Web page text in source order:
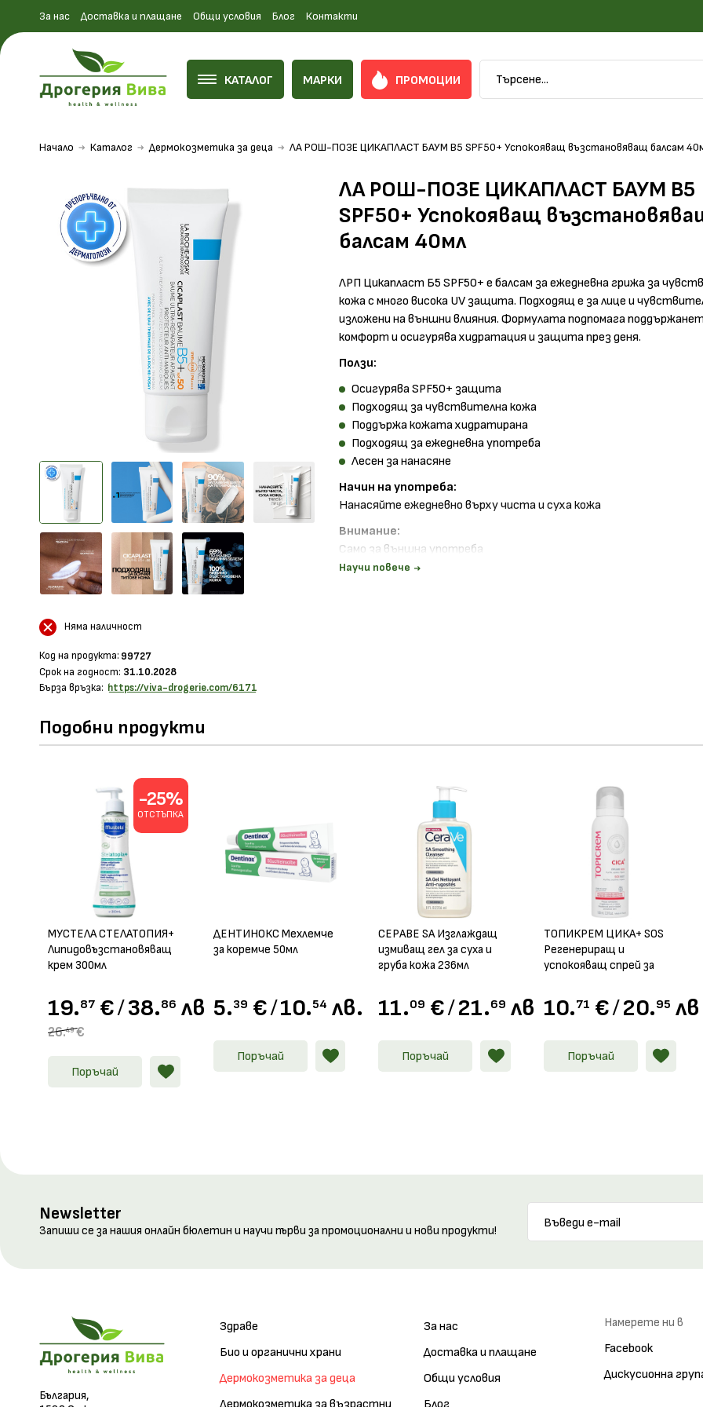
За нас Доставка и плащане Общи условия Блог Контакти
КАТАЛОГ МАРКИ ПРОМОЦИИ
Начало Каталог Дермокозметика за деца ЛА РОШ-ПОЗЕ ЦИКАПЛАСТ БАУМ B5 SPF50+ Успокояващ възстановяващ балсам
Няма наличност
Код на продукта: 99727
Срок на годност: 31.10.2028
Бърза връзка: https://viva-drogerie.com/6171
ЛА РОШ-ПОЗЕ ЦИКАПЛАСТ БАУМ B5
SPF50+ Успокояващ
балсам 40мл
ЛРП Цикапласт Б5 SPF50+ е балсам за ежедневна грижа за
кожа с много висока UV защита. Подходящ е за лице и
изложени на външни влияния. Формулата подпомага
комфорт и осигурява хидратация и защита през деня.
Ползи:
Осигурява SPF50+ защита
Подходящ за чувствителна кожа
Поддържа кожата хидратирана
Подходящ за ежедневна употреба
Лесен за нанасяне
Начин на употреба:
Нанасяйте ежедневно върху чиста и суха кожа
Внимание:
Само за външна употреба
Избягвайте контакт с очите
Научи повече
Подобни продукти
-25%
ОТСТЪПКА
МУСТЕЛА СТЕЛАТОПИЯ+
Липидовъзстановяващ
крем 300мл
19.87 €/38.86 лв.
26.49 €
Поръчай
ДЕНТИНОКС Мехлемче
за коремче 50мл
5.39 €/10.54 лв.
Поръчай
СЕРАВЕ SA Изглаждащ
измиващ гел за суха и
груба кожа 236мл
11.09 €/21.69 лв.
Поръчай
ТОПИКРЕМ ЦИКА+ SOS
Регенериращ и
успокояващ спрей за
10.71 €/20.95 лв.
Поръчай
Newsletter
Запиши се за нашия онлайн бюлетин и научи първи за промоционални и нови продукти!
България,
Здраве
Био и органични храни
Дермокозметика за деца
За нас
Доставка и плащане
Общи условия
Намерете ни в
Facebook
Дискусионна